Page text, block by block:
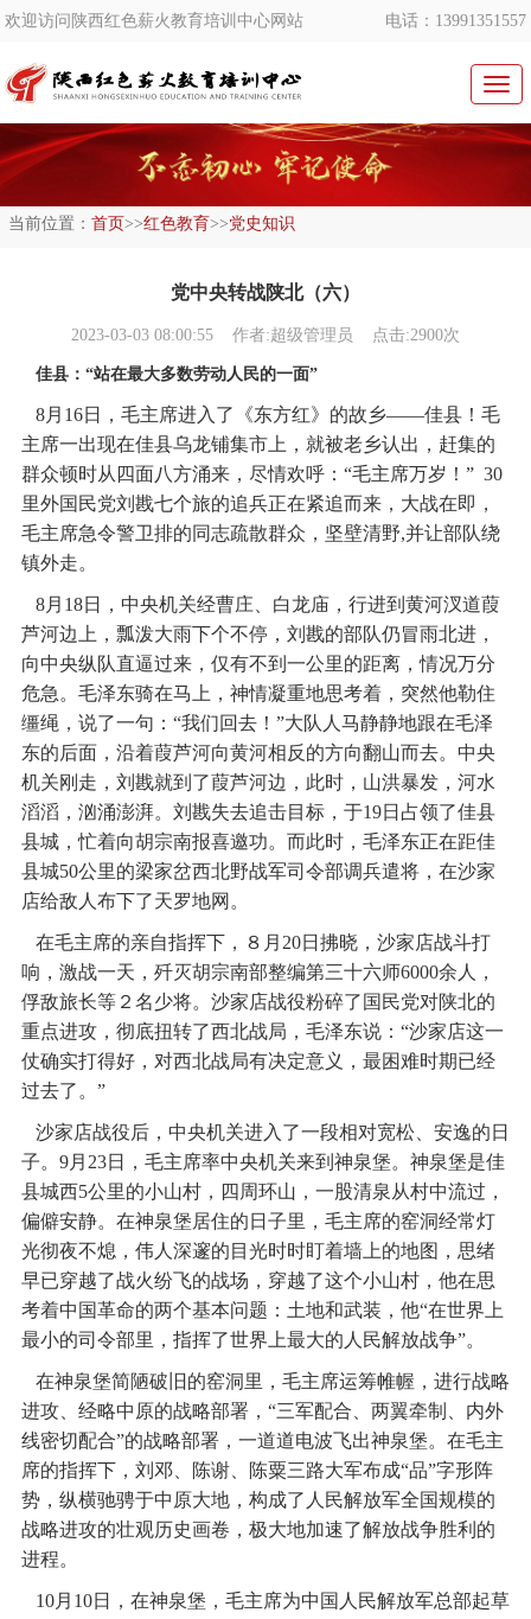
欢迎访问陕西红色薪火教育培训中心网站 电话：13991351557
切
换
导
航
当前位置： 首页>>红色教育>>党史知识
党中央转战陕北（六）
2023-03-03 08:00:55 作者:超级管理员 点击:2900次
佳县：“站在最大多数劳动人民的一面”
8月16日，毛主席进入了《东方红》的故乡——佳县！毛
主席一出现在佳县乌龙铺集市上，就被老乡认出，赶集的
群众顿时从四面八方涌来，尽情欢呼：“毛主席万岁！” 30
里外国民党刘戡七个旅的追兵正在紧追而来，大战在即，
毛主席急令警卫排的同志疏散群众，坚壁清野,并让部队绕
镇外走。
8月18日，中央机关经曹庄、白龙庙，行进到黄河汊道葭
芦河边上，瓢泼大雨下个不停，刘戡的部队仍冒雨北进，
向中央纵队直逼过来，仅有不到一公里的距离，情况万分
危急。毛泽东骑在马上，神情凝重地思考着，突然他勒住
缰绳，说了一句：“我们回去！”大队人马静静地跟在毛泽
东的后面，沿着葭芦河向黄河相反的方向翻山而去。中央
机关刚走，刘戡就到了葭芦河边，此时，山洪暴发，河水
滔滔，汹涌澎湃。刘戡失去追击目标，于19日占领了佳县
县城，忙着向胡宗南报喜邀功。而此时，毛泽东正在距佳
县城50公里的梁家岔西北野战军司令部调兵遣将，在沙家
店给敌人布下了天罗地网。
在毛主席的亲自指挥下，８月20日拂晓，沙家店战斗打
响，激战一天，歼灭胡宗南部整编第三十六师6000余人，
俘敌旅长等２名少将。沙家店战役粉碎了国民党对陕北的
重点进攻，彻底扭转了西北战局，毛泽东说：“沙家店这一
仗确实打得好，对西北战局有决定意义，最困难时期已经
过去了。”
沙家店战役后，中央机关进入了一段相对宽松、安逸的日
子。9月23日，毛主席率中央机关来到神泉堡。神泉堡是佳
县城西5公里的小山村，四周环山，一股清泉从村中流过，
偏僻安静。在神泉堡居住的日子里，毛主席的窑洞经常灯
光彻夜不熄，伟人深邃的目光时时盯着墙上的地图，思绪
早已穿越了战火纷飞的战场，穿越了这个小山村，他在思
考着中国革命的两个基本问题：土地和武装，他“在世界上
最小的司令部里，指挥了世界上最大的人民解放战争”。
在神泉堡简陋破旧的窑洞里，毛主席运筹帷幄，进行战略
进攻、经略中原的战略部署，“三军配合、两翼牵制、内外
线密切配合”的战略部署，一道道电波飞出神泉堡。在毛主
席的指挥下，刘邓、陈谢、陈粟三路大军布成“品”字形阵
势，纵横驰骋于中原大地，构成了人民解放军全国规模的
战略进攻的壮观历史画卷，极大地加速了解放战争胜利的
进程。
10月10日，在神泉堡，毛主席为中国人民解放军总部起草